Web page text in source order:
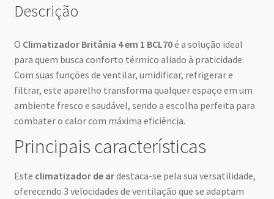
Descrição
O Climatizador Britânia 4 em 1 BCL70é a solução ideal
para quem busca conforto térmico aliado à praticidade.
Com suas funções de ventilar, umidificar, refrigerar e
filtrar, este aparelho transforma qualquer espaço em um
ambiente fresco e saudável, sendo a escolha perfeita para
combater o calor com máxima eficiência.
Principais características
Este climatizador de ardestaca-se pela sua versatilidade,
oferecendo 3 velocidades de ventilação que se adaptam